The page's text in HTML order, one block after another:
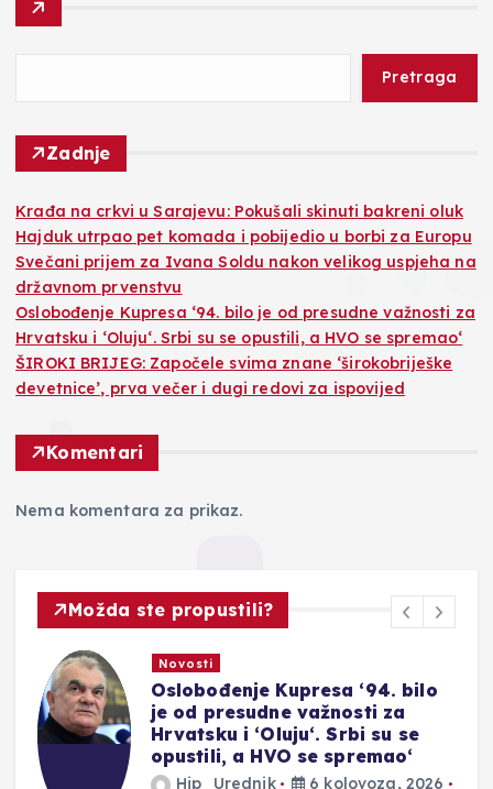
Pretraga
Zadnje
Krađa na crkvi u Sarajevu: Pokušali skinuti bakreni oluk
Hajduk utrpao pet komada i pobijedio u borbi za Europu
Svečani prijem za Ivana Soldu nakon velikog uspjeha na
državnom prvenstvu
Oslobođenje Kupresa ‘94. bilo je od presudne važnosti za
Hrvatsku i ‘Oluju‘. Srbi su se opustili, a HVO se spremao‘
ŠIROKI BRIJEG: Započele svima znane ‘širokobriješke
devetnice’, prva večer i dugi redovi za ispovijed
Komentari
Nema komentara za prikaz.
Možda ste propustili?
Novosti
Oslobođenje Kupresa ‘94. bilo
je od presudne važnosti za
Hrvatsku i ‘Oluju‘. Srbi su se
opustili, a HVO se spremao‘
Hip_Urednik 6 kolovoza, 2026